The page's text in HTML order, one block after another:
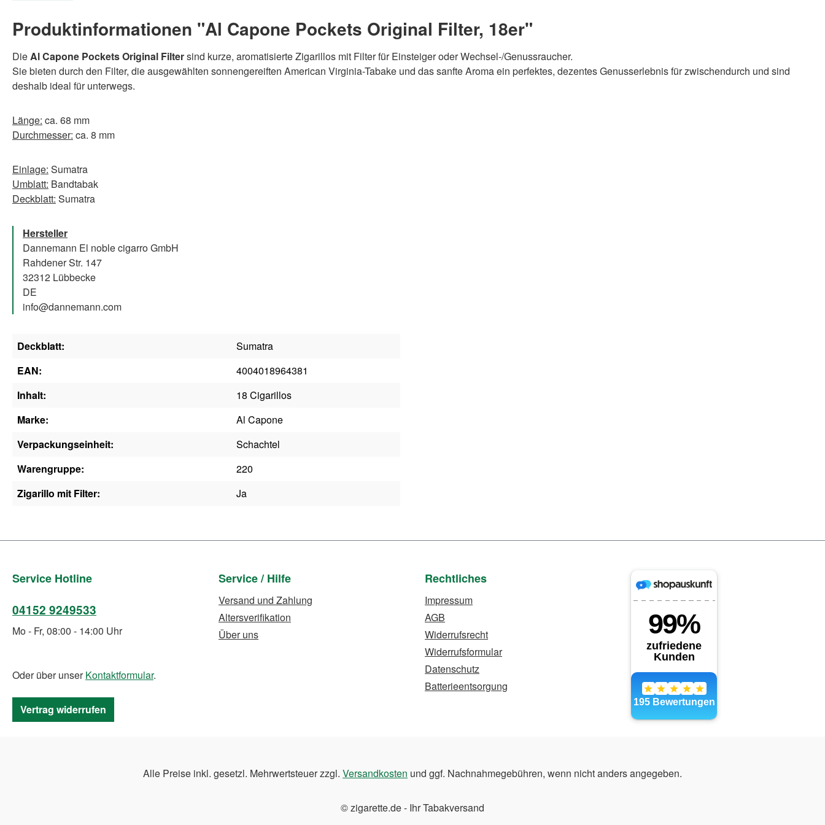
Produktinformationen "Al Capone Pockets Original Filter, 18er"
DieAl Capone Pockets Original Filtersind kurze, aromatisierte Zigarillos mit Filter für Einsteiger oder Wechsel-/Genussraucher.
Sie bieten durch den Filter, die ausgewählten sonnengereiften American Virginia-Tabake und das sanfte Aroma ein perfektes, dezentes Genusserlebnis für zwischendurch und sind
deshalb ideal für unterwegs.
Länge: ca. 68 mm
Durchmesser: ca. 8 mm
Einlage: Sumatra
Umblatt: Bandtabak
Deckblatt: Sumatra
Hersteller
Dannemann El noble cigarro GmbH
Rahdener Str. 147
32312 Lübbecke
DE
info@dannemann.com
Deckblatt:
Sumatra
EAN:
4004018964381
Inhalt:
18 Cigarillos
Marke:
Al Capone
Verpackungseinheit:
Schachtel
Warengruppe:
220
Zigarillo mit Filter:
Ja
Service Hotline
04152 9249533
Mo - Fr, 08:00 - 14:00 Uhr
Oder über unserKontaktformular.
Vertrag widerrufen
Service / Hilfe
Versand und Zahlung
Altersverifikation
Über uns
Rechtliches
Impressum
AGB
Widerrufsrecht
Widerrufsformular
Datenschutz
Batterieentsorgung
Alle Preise inkl. gesetzl. Mehrwertsteuer zzgl. Versandkosten und ggf. Nachnahmegebühren, wenn nicht anders angegeben.
© zigarette.de - Ihr Tabakversand